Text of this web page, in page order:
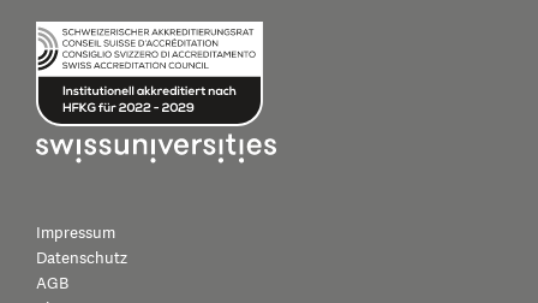
Impressum
Datenschutz
AGB